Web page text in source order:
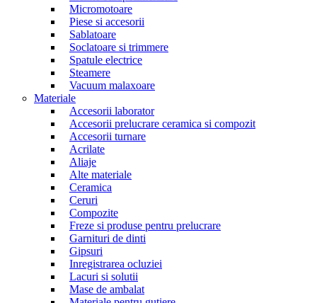
Micromotoare
Piese si accesorii
Sablatoare
Soclatoare si trimmere
Spatule electrice
Steamere
Vacuum malaxoare
Materiale
Accesorii laborator
Accesorii prelucrare ceramica si compozit
Accesorii turnare
Acrilate
Aliaje
Alte materiale
Ceramica
Ceruri
Compozite
Freze si produse pentru prelucrare
Garnituri de dinti
Gipsuri
Inregistrarea ocluziei
Lacuri si solutii
Mase de ambalat